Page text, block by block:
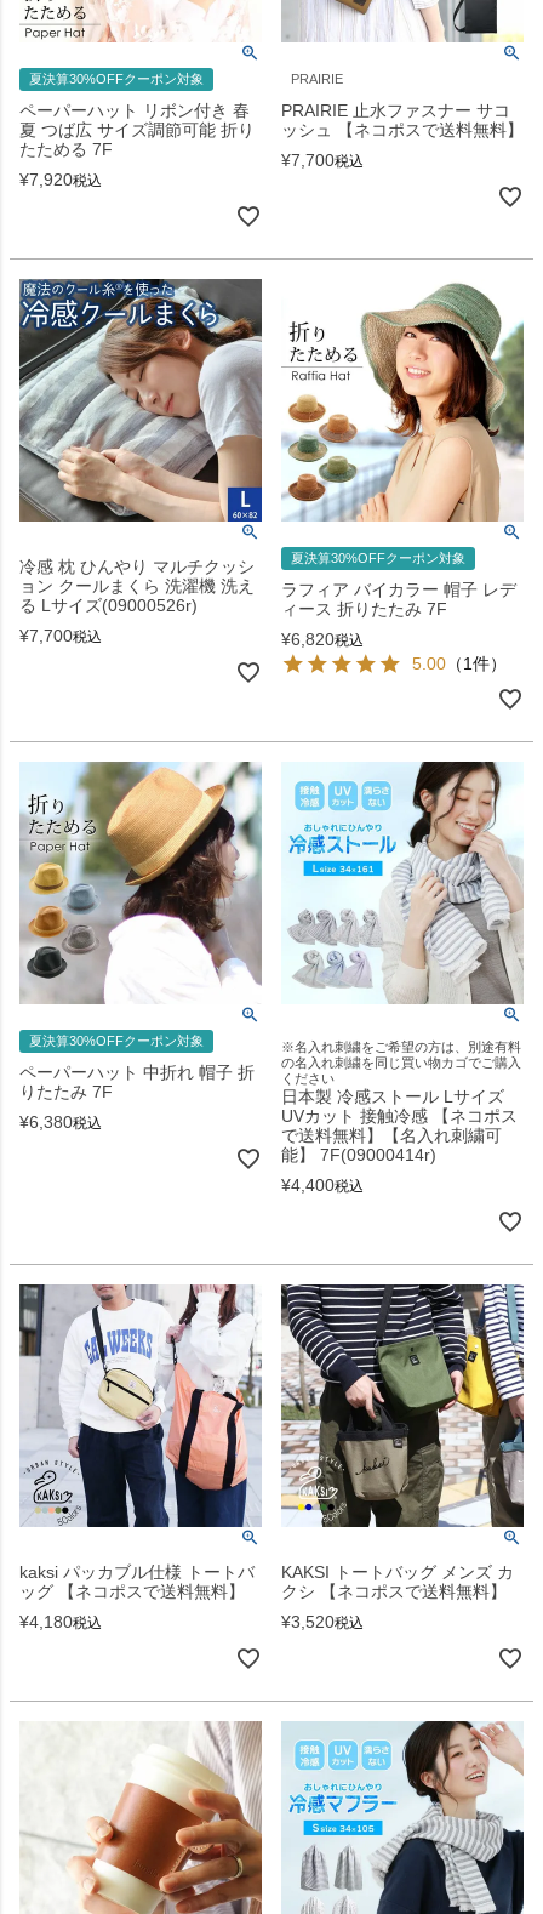
夏決算30%OFFクーポン対象
ペーパーハット リボン付き 春
夏 つば広 サイズ調節可能 折り
たためる 7F
¥7,920税込
PRAIRIE
PRAIRIE 止水ファスナー サコ
ッシュ 【ネコポスで送料無料】
¥7,700税込
冷感 枕 ひんやり マルチクッシ
ョン クールまくら 洗濯機 洗え
る Lサイズ(09000526r)
¥7,700税込
夏決算30%OFFクーポン対象
ラフィア バイカラー 帽子 レデ
ィース 折りたたみ 7F
¥6,820税込
5.00 （1件）
夏決算30%OFFクーポン対象
ペーパーハット 中折れ 帽子 折
りたたみ 7F
¥6,380税込
※名入れ刺繍をご希望の方は、別途有料
の名入れ刺繍を同じ買い物カゴでご購入
ください
日本製 冷感ストール Lサイズ
UVカット 接触冷感 【ネコポス
で送料無料】【名入れ刺繍可
能】 7F(09000414r)
¥4,400税込
kaksi パッカブル仕様 トートバ
ッグ 【ネコポスで送料無料】
¥4,180税込
KAKSI トートバッグ メンズ カ
クシ 【ネコポスで送料無料】
¥3,520税込